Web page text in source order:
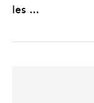
les …